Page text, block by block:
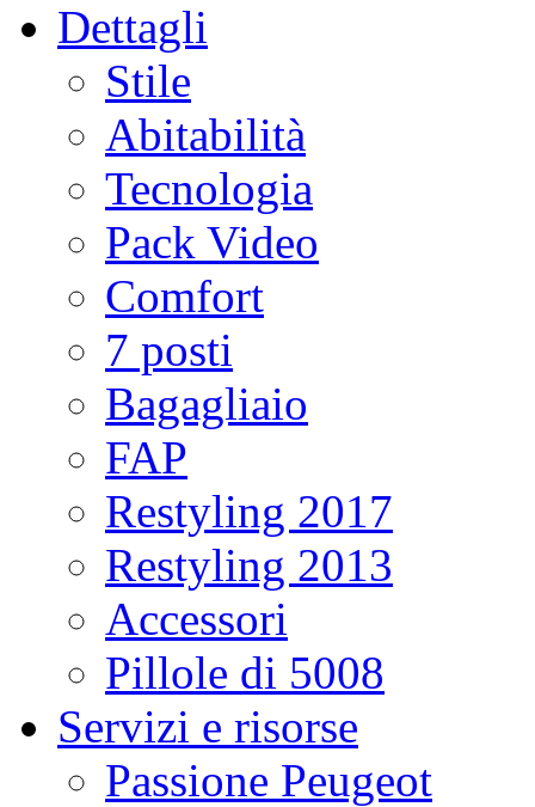
Dettagli
Stile
Abitabilità
Tecnologia
Pack Video
Comfort
7 posti
Bagagliaio
FAP
Restyling 2017
Restyling 2013
Accessori
Pillole di 5008
Servizi e risorse
Passione Peugeot